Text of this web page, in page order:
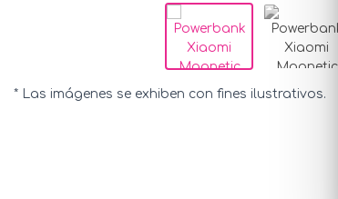
* Las imágenes se exhiben con fines ilustrativos.